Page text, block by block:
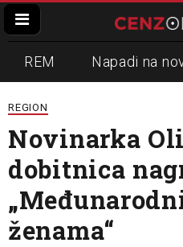
REM Napadi na
Zvučni top
Propaganda
Informer Slavko
REGION
Novinarka
dobitnica
ženama“